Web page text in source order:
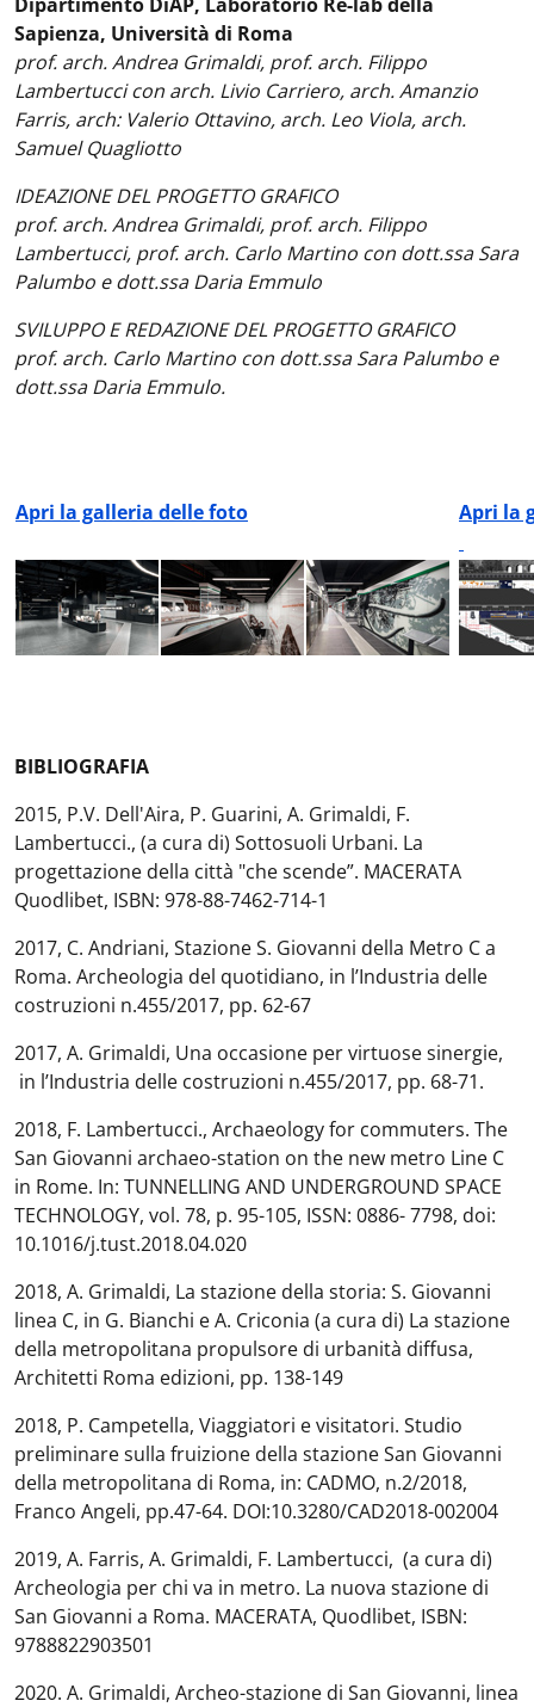
Sapienza, Università di Roma
prof. arch. Andrea Grimaldi, prof. arch. Filippo
Lambertucci con arch. Livio Carriero, arch. Amanzio
Farris, arch: Valerio Ottavino, arch. Leo Viola, arch.
Samuel Quagliotto
IDEAZIONE DEL PROGETTO GRAFICO
prof. arch. Andrea Grimaldi, prof. arch. Filippo
Lambertucci, prof. arch. Carlo Martino con dott.ssa Sara
Palumbo e dott.ssa Daria Emmulo
SVILUPPO E REDAZIONE DEL PROGETTO GRAFICO
prof. arch. Carlo Martino con dott.ssa Sara Palumbo e
dott.ssa Daria Emmulo.
Apri la galleria delle foto Apri la
BIBLIOGRAFIA
2015, P.V. Dell'Aira, P. Guarini, A. Grimaldi, F.
Lambertucci., (a cura di) Sottosuoli Urbani. La
progettazione della città "che scende”. MACERATA
Quodlibet, ISBN: 978-88-7462-714-1
2017, C. Andriani, Stazione S. Giovanni della Metro C a
Roma. Archeologia del quotidiano, in l’Industria delle
costruzioni n.455/2017, pp. 62-67
2017, A. Grimaldi, Una occasione per virtuose sinergie,
in l’Industria delle costruzioni n.455/2017, pp. 68-71.
2018, F. Lambertucci., Archaeology for commuters. The
San Giovanni archaeo-station on the new metro Line C
in Rome. In: TUNNELLING AND UNDERGROUND SPACE
TECHNOLOGY, vol. 78, p. 95-105, ISSN: 0886- 7798, doi:
10.1016/j.tust.2018.04.020
2018, A. Grimaldi, La stazione della storia: S. Giovanni
linea C, in G. Bianchi e A. Criconia (a cura di) La stazione
della metropolitana propulsore di urbanità diffusa,
Architetti Roma edizioni, pp. 138-149
2018, P. Campetella, Viaggiatori e visitatori. Studio
preliminare sulla fruizione della stazione San Giovanni
della metropolitana di Roma, in: CADMO, n.2/2018,
Franco Angeli, pp.47-64. DOI:10.3280/CAD2018-002004
2019, A. Farris, A. Grimaldi, F. Lambertucci, (a cura di)
Archeologia per chi va in metro. La nuova stazione di
San Giovanni a Roma. MACERATA, Quodlibet, ISBN:
9788822903501
2020. A. Grimaldi, Archeo-stazione di San Giovanni, linea